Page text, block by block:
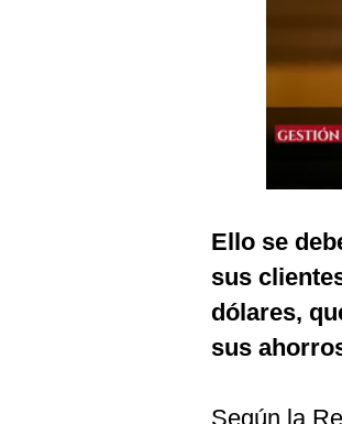
Ello se
sus
dólares,
sus
Según la